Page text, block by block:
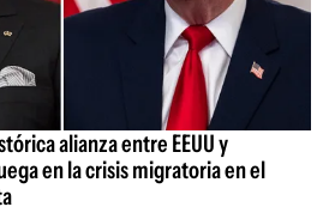
alianza entre EEUU y
en la crisis migratoria en el